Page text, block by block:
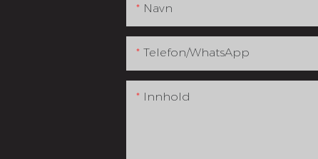
Navn
Telefon/whatsApp
Innhold